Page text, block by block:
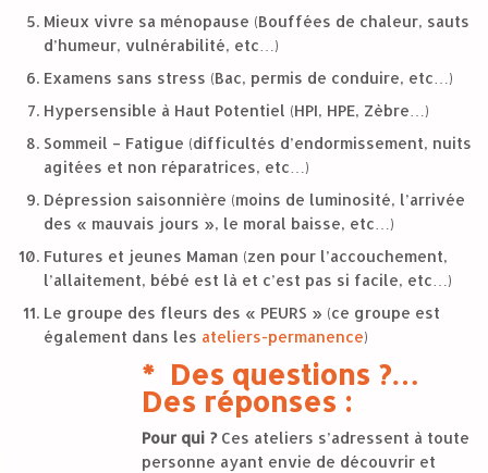
Mieux vivre sa ménopause (Bouffées de chaleur, sauts
d’humeur, vulnérabilité, etc…)
Examens sans stress (Bac, permis de conduire, etc…)
Hypersensible à Haut Potentiel (HPI, HPE, Zèbre…)
Sommeil – Fatigue (difficultés d’endormissement, nuits
agitées et non réparatrices, etc…)
Dépression saisonnière (moins de luminosité, l’arrivée
des « mauvais jours », le moral baisse, etc…)
Futures et jeunes Maman (zen pour l’accouchement,
l’allaitement, bébé est là et c’est pas si facile, etc…)
Le groupe des fleurs des « PEURS » (ce groupe est
également dans les ateliers-permanence)
* Des questions ?…
Des réponses :
Pour qui ?Ces ateliers s’adressent à toute
personne ayant envie de découvrir et